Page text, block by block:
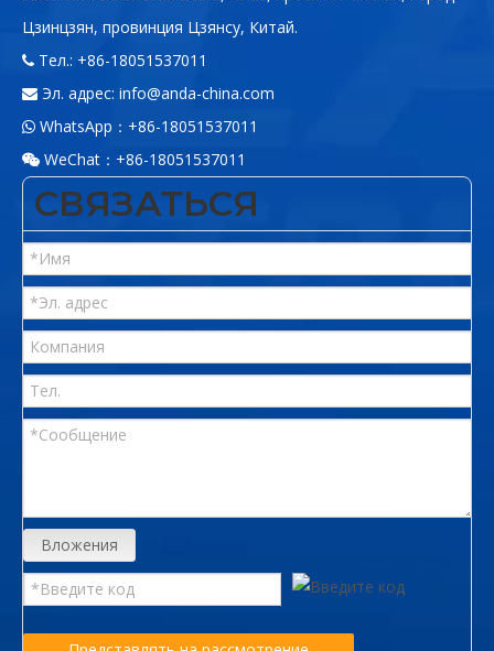
Цзинцзян, провинция Цзянсу, Китай.
 Тел.: +86-18051537011
 Эл. адрес: info@anda-china.com
 WhatsApp：+86-18051537011
 WeChat：+86-18051537011
СВЯЗАТЬСЯ
Вложения